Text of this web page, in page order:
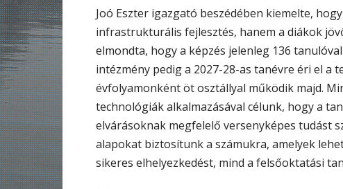
Joó Eszter igazgató beszédében kiemelte,
infrastrukturális fejlesztés, hanem a diákok
elmondta, hogy a képzés jelenleg 136
intézmény pedig a 2027-28-as tanévre éri el a
évfolyamonként öt osztállyal működik majd.
technológiák alkalmazásával célunk, hogy a
elvárásoknak megfelelő versenyképes tudást
alapokat biztosítunk a számukra, amelyek
sikeres elhelyezkedést, mind a felsőoktatási